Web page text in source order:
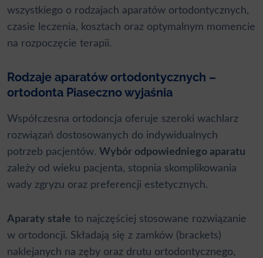
wszystkiego o rodzajach aparatów ortodontycznych,
czasie leczenia, kosztach oraz optymalnym momencie
na rozpoczęcie terapii.
Rodzaje aparatów ortodontycznych –
ortodonta Piaseczno wyjaśnia
Współczesna ortodoncja oferuje szeroki wachlarz
rozwiązań dostosowanych do indywidualnych
potrzeb pacjentów. Wybór odpowiedniego aparatu
zależy od wieku pacjenta, stopnia skomplikowania
wady zgryzu oraz preferencji estetycznych.
Aparaty stałe to najczęściej stosowane rozwiązanie
w ortodoncji. Składają się z zamków (brackets)
naklejanych na zęby oraz drutu ortodontycznego,